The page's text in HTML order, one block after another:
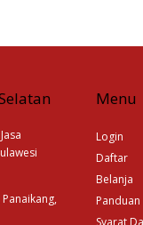
Menu
Login
Daftar
Belanja
Panduan
Syarat